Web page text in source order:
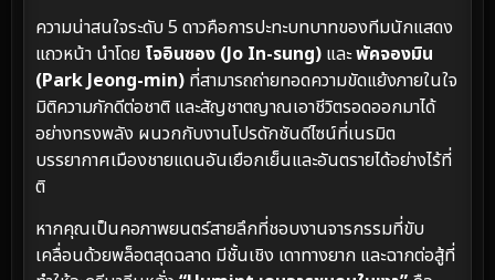
ความน่าสนใจระดับ 5 ดาวคือการปะทะบทบาทของทีมนักแสดง
แถวหน้า นำโดย โจอินซอง (Jo In-sung) และพัคจองมิน
(Park Jeong-min) ที่สามารถถ่ายทอดความขัดแย้งภายในใจ
มิติความภักดีต่อชาติ และสัญชาตญาณเอาชีวิตรอดออกมาได้
อย่างทรงพลัง ผนวกกับงานโปรดักชันดีไซน์ที่เนรมิต
บรรยากาศเมืองชายแดนอันเยือกเย็นและอันตรายได้อย่างไร้ที่
ติ
หากคุณเป็นคอภาพยนตร์สายลึกที่ชอบงานจารกรรมที่ขับ
เคลื่อนด้วยพล็อตสุดฉลาด มีชั้นเชิง เดาทางยาก และฉากต่อสู้ที่